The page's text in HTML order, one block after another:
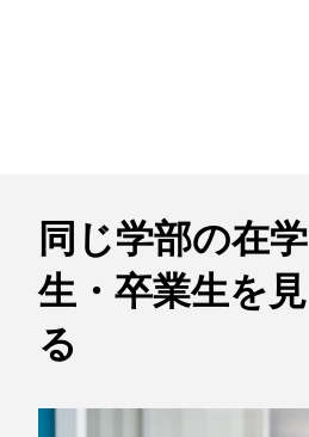
同じ学部の在学
生・卒業生を見
る